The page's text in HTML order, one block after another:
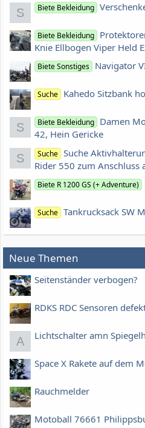
S Biete Bekleidung
Biete Bekleidung
Knie Ellbogen Viper Held
Biete Sonstiges Navigator
Suche Kahedo Sitzbank
S Biete Bekleidung Damen
42, Hein Gericke
S Suche Suche
Rider 550 zum Anschluss
Biete R 1200 GS (+ Adventure)
Suche Tankrucksack SW
Neue Themen
Seitenständer verbogen?
RDKS RDC Sensoren
A Lichtschalter amn
Space X Rakete auf dem
Rauchmelder
Motoball 76661